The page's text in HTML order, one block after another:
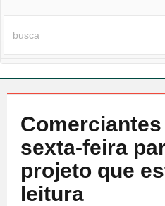
sexta-feira
projeto que
leitura